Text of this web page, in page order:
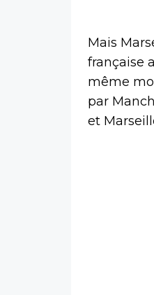
Mais
française
même
par
et